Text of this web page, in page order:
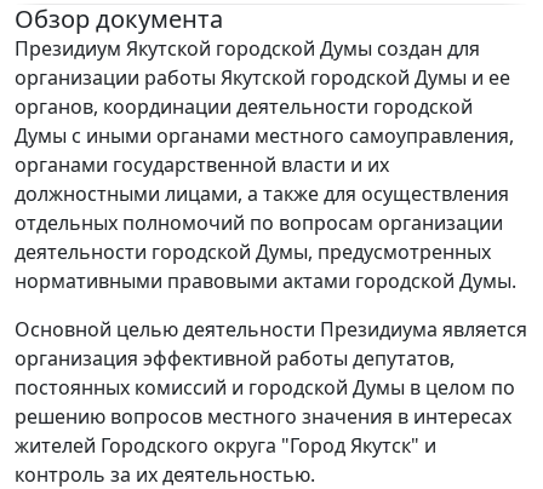
Обзор документа
Президиум Якутской городской Думы создан для
организации работы Якутской городской Думы и ее
органов, координации деятельности городской
Думы с иными органами местного самоуправления,
органами государственной власти и их
должностными лицами, а также для осуществления
отдельных полномочий по вопросам организации
деятельности городской Думы, предусмотренных
нормативными правовыми актами городской Думы.
Основной целью деятельности Президиума является
организация эффективной работы депутатов,
постоянных комиссий и городской Думы в целом по
решению вопросов местного значения в интересах
жителей Городского округа "Город Якутск" и
контроль за их деятельностью.